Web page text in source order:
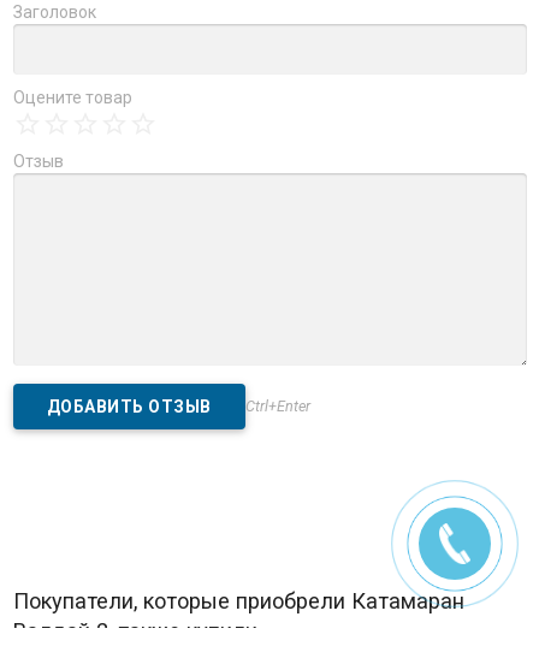
Заголовок
Оцените товар
Отзыв
Ctrl+Enter
Покупатели, которые приобрели Катамаран
Валдай 2, также купили